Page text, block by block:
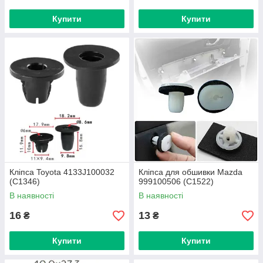
Купити Купити
Кліпса Toyota 4133J100032
(C1346)
В наявності
16 ₴
Купити
Кліпса для обшивки Mazda
999100506 (C1522)
В наявності
13 ₴
Купити